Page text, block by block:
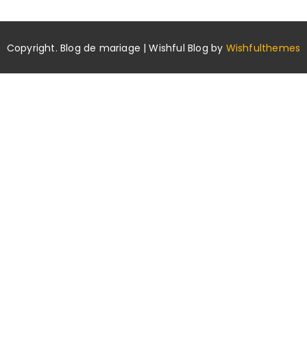
Copyright. Blog de mariage | Wishful Blog by Wishfulthemes